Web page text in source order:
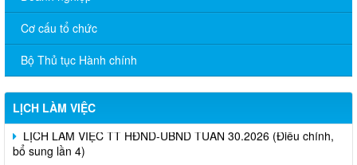
Cơ cấu tổ chức
Bộ Thủ tục Hành chính
LỊCH LÀM VIỆC
LỊCH LÀM VIỆC TT HĐND-UBND TUẦN 30.2026 (Điều chỉnh,
bổ sung lần 4)